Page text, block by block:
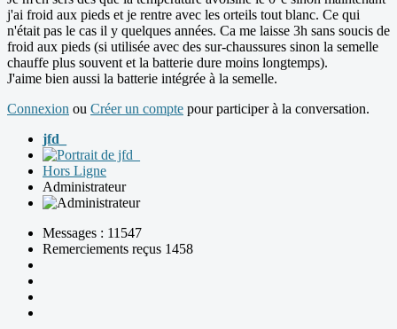
j'ai froid aux pieds et je rentre avec les orteils tout blanc. Ce qui
n'était pas le cas il y quelques années. Ca me laisse 3h sans soucis de
froid aux pieds (si utilisée avec des sur-chaussures sinon la semelle
chauffe plus souvent et la batterie dure moins longtemps).
J'aime bien aussi la batterie intégrée à la semelle.
Connexion ou Créer un compte pour participer à la conversation.
jfd_
Hors Ligne
Administrateur
Messages : 11547
Remerciements reçus 1458